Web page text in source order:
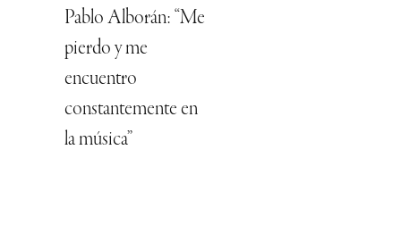
Pablo Alborán: “Me
pierdo y me
encuentro
constantemente en
la música”